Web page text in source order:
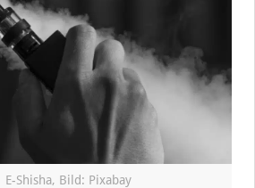
E-Shisha, Bild: Pixabay